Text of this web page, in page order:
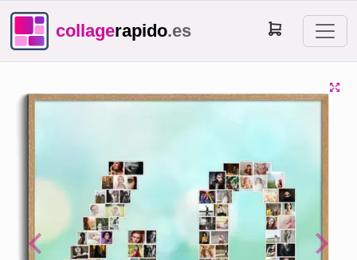
collagerapido.es
Previous Next